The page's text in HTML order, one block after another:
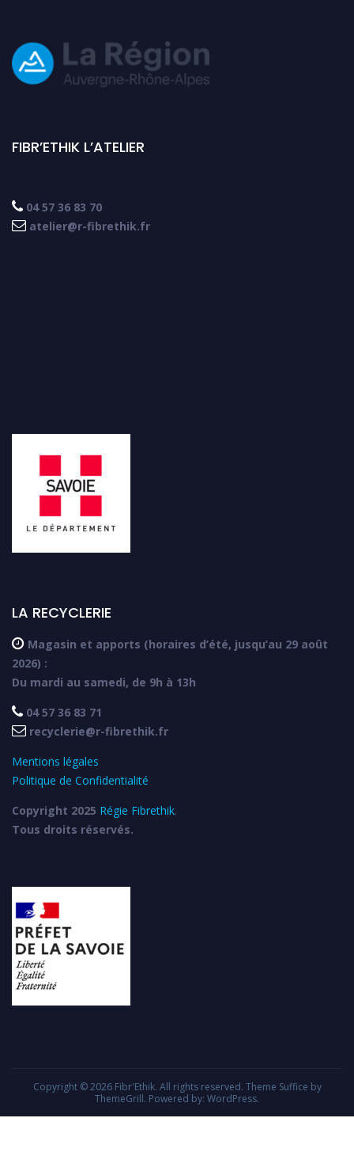
FIBR’ETHIK L’ATELIER
 04 57 36 83 70
 atelier@r-fibrethik.fr
LA RECYCLERIE
 Magasin et apports (horaires d’été, jusqu’au 29 août
2026) :
Du mardi au samedi, de 9h à 13h
 04 57 36 83 71
 recyclerie@r-fibrethik.fr
Mentions légales
Politique de Confidentialité
Copyright 2025 Régie Fibrethik.
Tous droits réservés.
Copyright © 2026 Fibr'Ethik. All rights reserved. Theme Suffice by
ThemeGrill. Powered by: WordPress.